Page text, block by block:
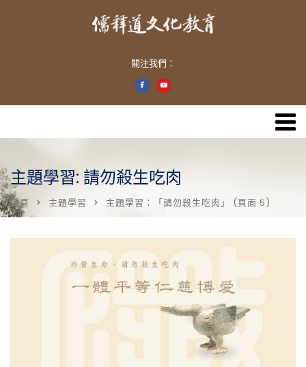
關注我們：
主題學習: 請勿殺生吃肉
首頁 主題學習 主題學習：「請勿殺生吃肉」 (頁面 5)